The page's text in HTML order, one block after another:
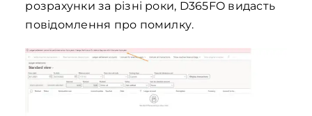
розрахунки за різні роки, D365FO видасть
повідомлення про помилку.